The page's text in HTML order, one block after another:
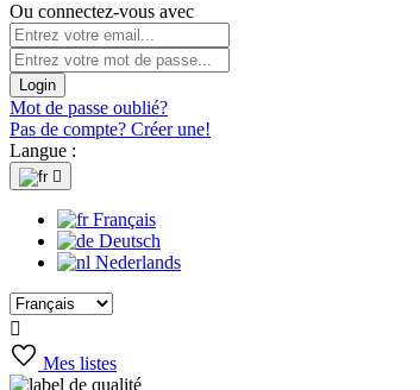
Ou connectez-vous avec
Login
Mot de passe oublié?
Pas de compte? Créer une!
Langue :

Français
Deutsch
Nederlands

Mes listes